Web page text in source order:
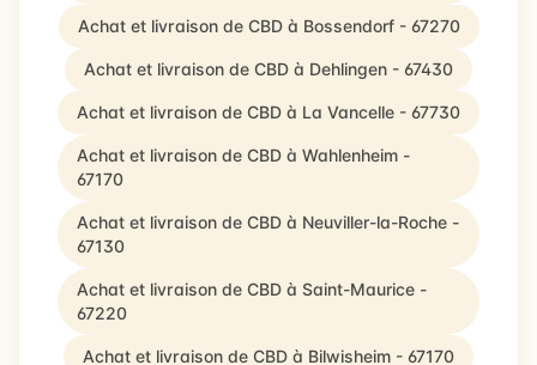
Achat et livraison de CBD à Bossendorf - 67270
Achat et livraison de CBD à Dehlingen - 67430
Achat et livraison de CBD à La Vancelle - 67730
Achat et livraison de CBD à Wahlenheim -
67170
Achat et livraison de CBD à Neuviller-la-Roche -
67130
Achat et livraison de CBD à Saint-Maurice -
67220
Achat et livraison de CBD à Bilwisheim - 67170